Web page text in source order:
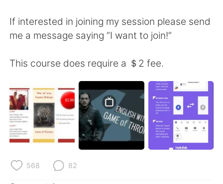
Indonesia Italiano
If interested in joining my session please send
me a message saying “I want to join!”
This course does require a ＄2 fee.
568 82